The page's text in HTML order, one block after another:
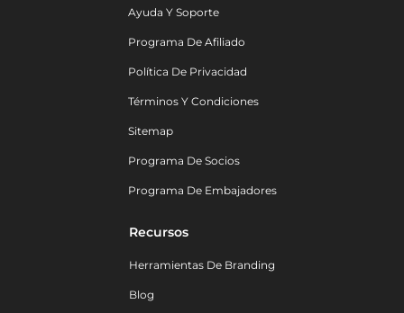
Ayuda Y Soporte
Programa De Afiliado
Política De Privacidad
Términos Y Condiciones
Sitemap
Programa De Socios
Programa De Embajadores
Recursos
Herramientas De Branding
Blog